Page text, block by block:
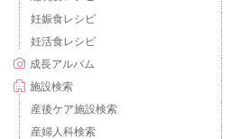
妊娠食レシピ
妊活食レシピ
成長アルバム
施設検索
産後ケア施設検索
産婦人科検索